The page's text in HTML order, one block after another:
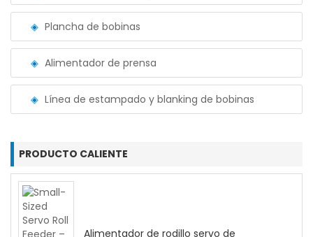
Plancha de bobinas
Alimentador de prensa
Línea de estampado y blanking de bobinas
PRODUCTO CALIENTE
Alimentador de rodillo servo de